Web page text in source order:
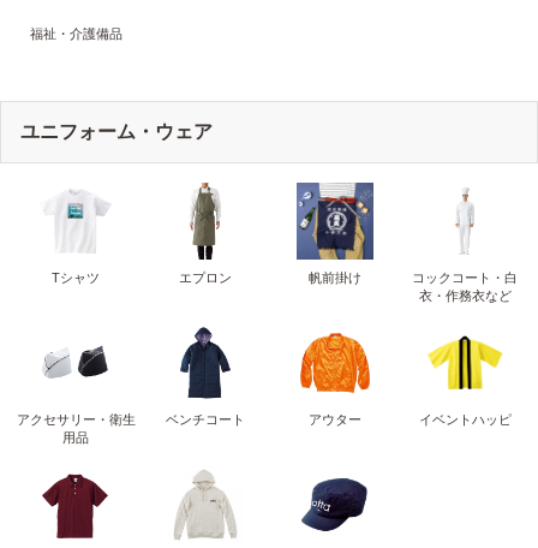
福祉・介護備品
ユニフォーム・ウェア
Tシャツ エプロン 帆前掛け
コックコート・白
衣・作務衣など
アクセサリー・衛生
用品
ベンチコート アウター イベントハッピ